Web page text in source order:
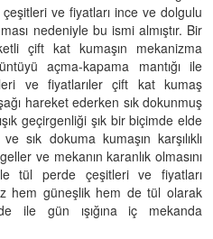
ve fiyatları ince ve dolgulu
nedeniyle bu ismi almıştır. Bir
çift kat kumaşın mekanizma
açma-kapama mantığı ile
ve fiyatlarıler çift kat kumaş
hareket ederken sık dokunmuş
geçirgenliği şık bir biçimde elde
sık dokuma kumaşın karşılıklı
ve mekanın karanlık olmasını
tül perde çeşitleri ve fiyatları
hem güneşlik hem de tül olarak
ile gün ışığına iç mekanda